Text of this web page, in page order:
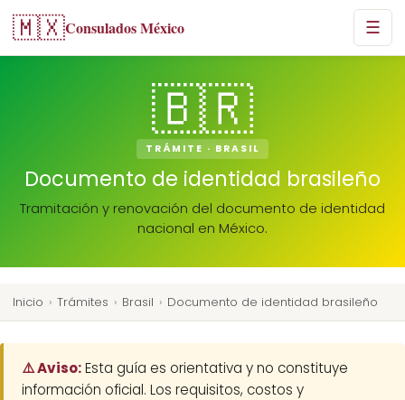
🇲🇽Consulados México ☰
🇧🇷
TRÁMITE · BRASIL
Documento de identidad brasileño
Tramitación y renovación del documento de identidad
nacional en México.
Inicio › Trámites › Brasil › Documento de identidad brasileño
⚠️ Aviso:Esta guía es orientativa y no constituye
información oficial. Los requisitos, costos y